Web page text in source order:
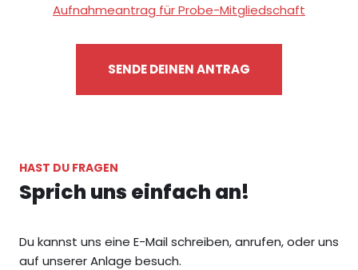
Aufnahmeantrag für Probe-Mitgliedschaft
SENDE DEINEN ANTRAG
HAST DU FRAGEN
Sprich uns einfach an!
Du kannst uns eine E-Mail schreiben, anrufen, oder uns
auf unserer Anlage besuch.